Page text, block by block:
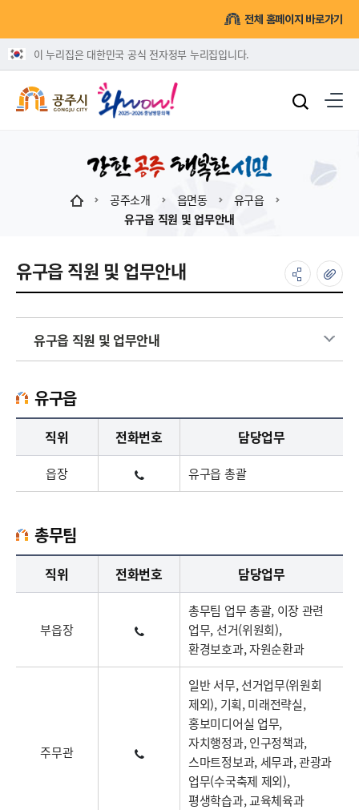
전체 홈페이지 바로가기
이 누리집은 대한민국 공식 전자정부 누리집입니다.
공주소개 읍면동
유구읍
유구읍 직원 및 업무안내
유구읍 직원 및 업무안내
유구읍 직원 및 업무안내
유구읍
유구읍업무담당자의 정보로 직급, 전화번호, 담당업무를 안내하고 있습니다
직위 전화번호 담당업무
읍장 유구읍 총괄
총무팀
총무팀업무담당자의 정보로 직급, 전화번호, 담당업무를 안내하고 있습니다
직위 전화번호 담당업무
부읍장
총무팀 업무 총괄, 이장 관련
업무, 선거(위원회),
환경보호과, 자원순환과
주무관
일반 서무, 선거업무(위원회
제외), 기획, 미래전략실,
홍보미디어실 업무,
자치행정과, 인구정책과,
스마트정보과, 세무과, 관광과
업무(수국축제 제외),
평생학습과, 교육체육과